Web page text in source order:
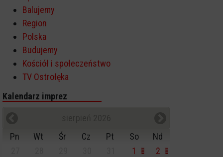
Balujemy
Region
Polska
Budujemy
Kościół i społeczeństwo
TV Ostrołęka
Kalendarz imprez
Pn
Wt Śr Cz Pt So
Nd
1
2